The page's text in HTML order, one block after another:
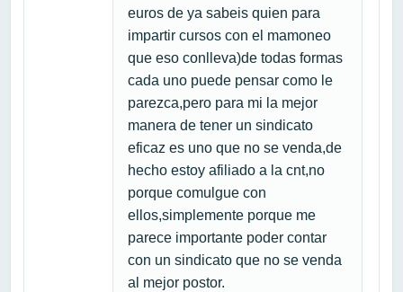
euros de ya sabeis quien para
impartir cursos con el mamoneo
que eso conlleva)de todas formas
cada uno puede pensar como le
parezca,pero para mi la mejor
manera de tener un sindicato
eficaz es uno que no se venda,de
hecho estoy afiliado a la cnt,no
porque comulgue con
ellos,simplemente porque me
parece importante poder contar
con un sindicato que no se venda
al mejor postor.